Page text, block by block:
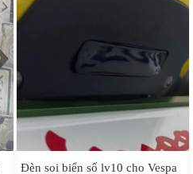
Đèn soi biển số lv10 cho Vespa